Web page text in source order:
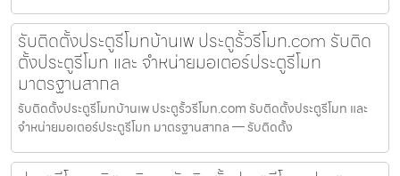
รับติดตั้งประตูรีโมทบ้านเพ ประตูรั้วรีโมท.com รับติด
ตั้งประตูรีโมท และ จำหน่ายมอเตอร์ประตูรีโมท
มาตรฐานสากล
รับติดตั้งประตูรีโมทบ้านเพ ประตูรั้วรีโมท.com รับติดตั้งประตูรีโมท และ
จำหน่ายมอเตอร์ประตูรีโมท มาตรฐานสากล — รับติดตั้ง